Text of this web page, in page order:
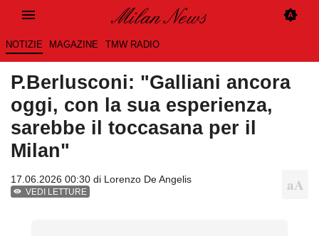
NOTIZIE MAGAZINE TMW RADIO
P.Berlusconi: "Galliani ancora
oggi, con la sua esperienza,
sarebbe il toccasana per il
Milan"
17.06.2026 00:30 di Lorenzo De Angelis
VEDI LETTURE